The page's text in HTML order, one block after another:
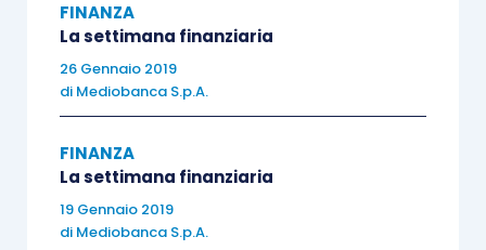
euro in occasione della
riunione di politica
monetaria di dicembre,
quando avrà a
disposizione le nuove
previsioni di crescita
ed inflazione. Di fatto,
passaggio alla nuova
FINANZA
La settimana finanziaria
26 Gennaio 2019
di Mediobanca S.p.A.
FINANZA
La settimana finanziaria
19 Gennaio 2019
di Mediobanca S.p.A.